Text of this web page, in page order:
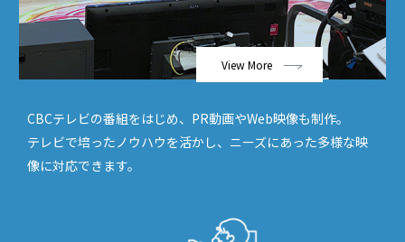
CBCテレビの番組をはじめ、PR動画やWeb映像も制作。
テレビで培ったノウハウを活かし、ニーズにあった多様な映
像に対応できます。
View More